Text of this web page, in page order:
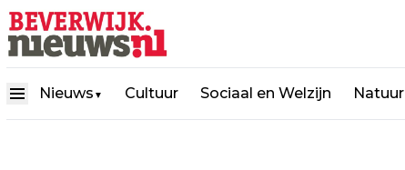
Nieuws ▼ Cultuur Sociaal en Welzijn Natuur